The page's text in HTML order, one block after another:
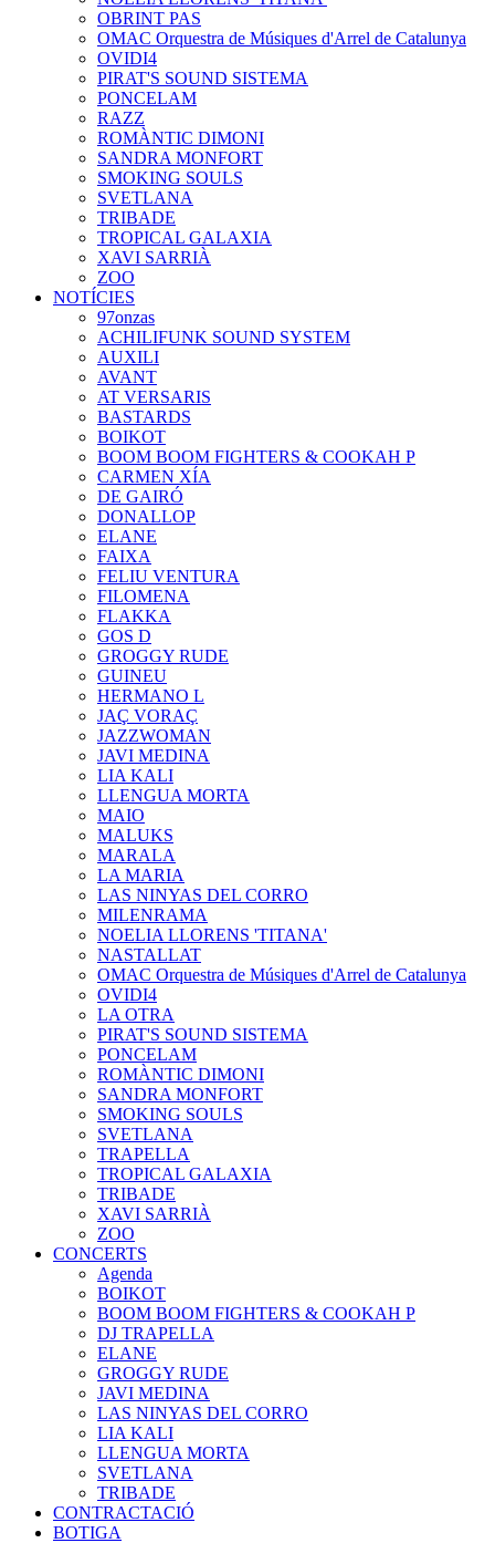
OBRINT PAS
OMAC Orquestra de Músiques d'Arrel de Catalunya
OVIDI4
PIRAT'S SOUND SISTEMA
PONCELAM
RAZZ
ROMÀNTIC DIMONI
SANDRA MONFORT
SMOKING SOULS
SVETLANA
TRIBADE
TROPICAL GALAXIA
XAVI SARRIÀ
ZOO
NOTÍCIES
97onzas
ACHILIFUNK SOUND SYSTEM
AUXILI
AVANT
AT VERSARIS
BASTARDS
BOIKOT
BOOM BOOM FIGHTERS & COOKAH P
CARMEN XÍA
DE GAIRÓ
DONALLOP
ELANE
FAIXA
FELIU VENTURA
FILOMENA
FLAKKA
GOS D
GROGGY RUDE
GUINEU
HERMANO L
JAÇ VORAÇ
JAZZWOMAN
JAVI MEDINA
LIA KALI
LLENGUA MORTA
MAIO
MALUKS
MARALA
LA MARIA
LAS NINYAS DEL CORRO
MILENRAMA
NOELIA LLORENS 'TITANA'
NASTALLAT
OMAC Orquestra de Músiques d'Arrel de Catalunya
OVIDI4
LA OTRA
PIRAT'S SOUND SISTEMA
PONCELAM
ROMÀNTIC DIMONI
SANDRA MONFORT
SMOKING SOULS
SVETLANA
TRAPELLA
TROPICAL GALAXIA
TRIBADE
XAVI SARRIÀ
ZOO
CONCERTS
Agenda
BOIKOT
BOOM BOOM FIGHTERS & COOKAH P
DJ TRAPELLA
ELANE
GROGGY RUDE
JAVI MEDINA
LAS NINYAS DEL CORRO
LIA KALI
LLENGUA MORTA
SVETLANA
TRIBADE
CONTRACTACIÓ
BOTIGA